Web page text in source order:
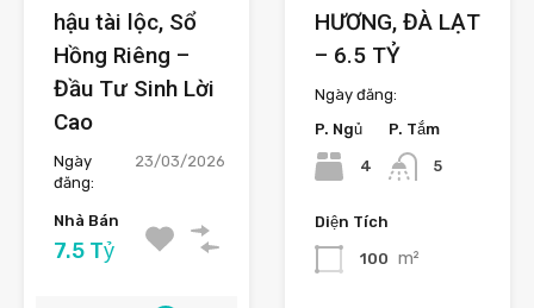
hậu tài lộc, Sổ
Hồng Riêng –
Đầu Tư Sinh Lời
Cao
Ngày
đăng:
23/03/2026
Nhà Bán
7.5 Tỷ
HƯƠNG, ĐÀ LẠT
– 6.5 TỶ
Ngày đăng:
P. Ngủ
4
P. Tắm
5
Diện Tích
100 m²